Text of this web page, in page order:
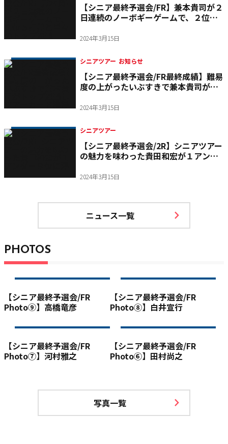
【シニア最終予選会/FR】兼本貴司が２
日連続のノーボギーゲームで、２位５
2024年3月15日
シニアツアー お知らせ
【シニア最終予選会/FR最終成績】難易
度の上がったいぶすきで兼本貴司がト
2024年3月15日
シニアツアー
【シニア最終予選会/2R】シニアツアー
の魅力を味わった貴田和宏が１アンダ
2024年3月15日
ニュース一覧
PHOTOS
【シニア最終予選会/FR
Photo⑨】高橋竜彦
【シニア最終予選会/FR
Photo⑧】白井宣行
【シニア最終予選会/FR
Photo⑦】河村雅之
【シニア最終予選会/FR
Photo⑥】田村尚之
写真一覧